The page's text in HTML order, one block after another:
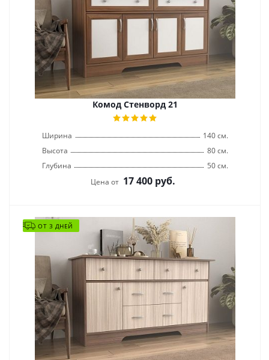
Комод Стенворд 21
Ширина
140 см.
Высота
80 см.
Глубина
50 см.
Цена от 17 400 руб.
ОТ 3 ДНЕЙ